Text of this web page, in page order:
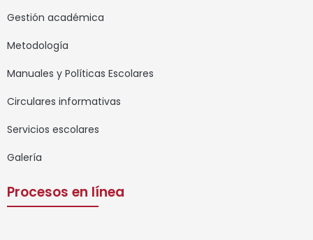
Gestión académica
Metodología
Manuales y Políticas Escolares
Circulares informativas
Servicios escolares
Galería
Procesos en línea